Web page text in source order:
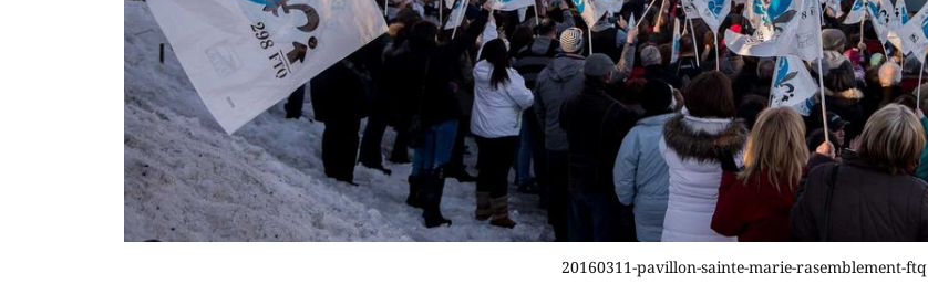
20160311-pavillon-sainte-marie-rasemblement-ftq